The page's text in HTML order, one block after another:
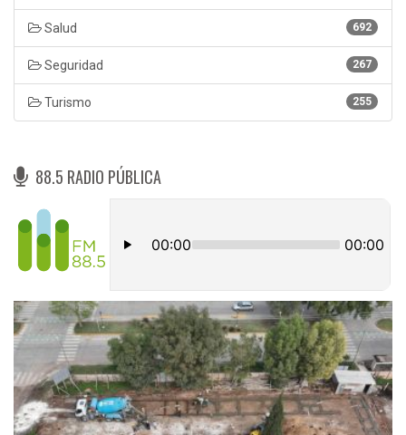
692
Salud
267
Seguridad
255
Turismo
88.5 RADIO PÚBLICA